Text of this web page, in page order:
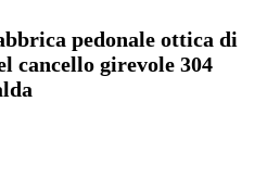
pedonale ottica di
cancello girevole 304